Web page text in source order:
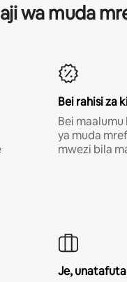
wa muda
Bei rahisi za
Bei
ya muda
mwezi bila
Je,